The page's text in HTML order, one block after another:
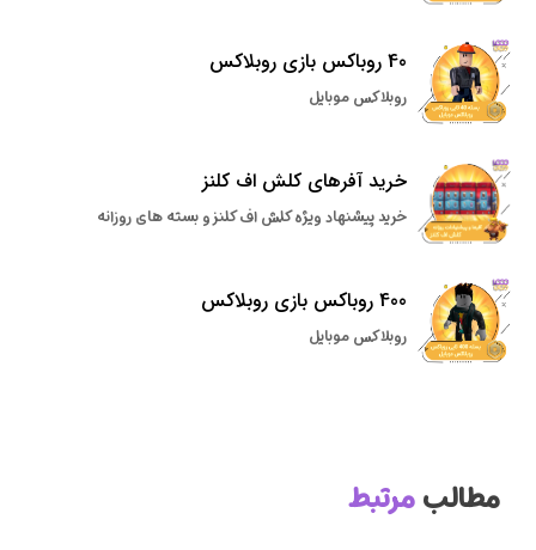
40 روباکس بازی روبلاکس
روبلاکس موبایل
خرید آفرهای کلش اف کلنز
خرید پیشنهاد ویژه کلش اف کلنز و بسته های روزانه
400 روباکس بازی روبلاکس
روبلاکس موبایل
مطالبمرتبط